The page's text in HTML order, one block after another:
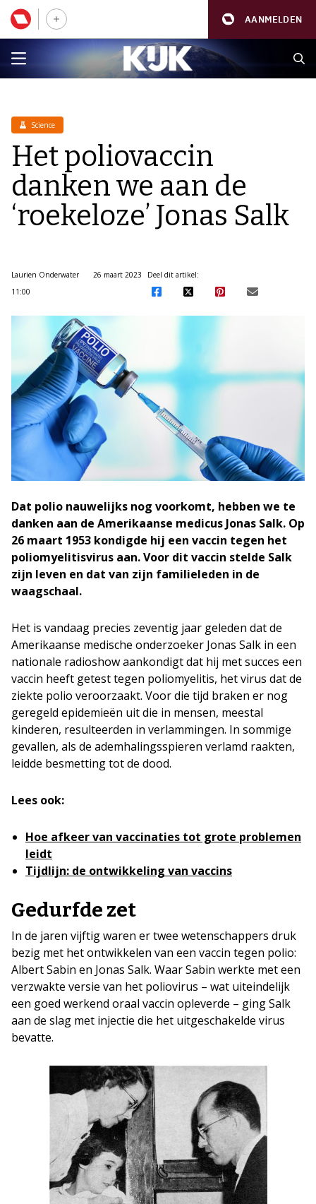
AANMELDEN
Science
Het poliovaccin
danken we aan de
‘roekeloze’ Jonas Salk
Laurien Onderwater
26 maart 2023
11:00
Deel dit artikel:
Dat polio nauwelijks nog voorkomt, hebben we te
danken aan de Amerikaanse medicus Jonas Salk. Op
26 maart 1953 kondigde hij een vaccin tegen het
poliomyelitisvirus aan.Voor dit vaccin stelde Salk
zijn leven en dat van zijn familieleden in de
waagschaal.
Het is vandaag precies zeventig jaar geleden dat de
Amerikaanse medische onderzoeker Jonas Salk in een
nationale radioshow aankondigt dat hij met succes een
vaccin heeft getest tegen poliomyelitis, het virus dat de
ziekte polio veroorzaakt. Voor die tijd braken er nog
geregeld epidemieën uit die in mensen, meestal
kinderen, resulteerden in verlammingen. In sommige
gevallen, als de ademhalingsspieren verlamd raakten,
leidde besmetting tot de dood.
Lees ook:
Hoe afkeer van vaccinaties tot grote problemen
leidt
Tijdlijn: de ontwikkeling van vaccins
Gedurfde zet
In de jaren vijftig waren er twee wetenschappers druk
bezig met het ontwikkelen van een vaccin tegen polio:
Albert Sabin en Jonas Salk. Waar Sabin werkte met een
verzwakte versie van het poliovirus – wat uiteindelijk
een goed werkend oraal vaccin opleverde – ging Salk
aan de slag met injectie die het uitgeschakelde virus
bevatte.